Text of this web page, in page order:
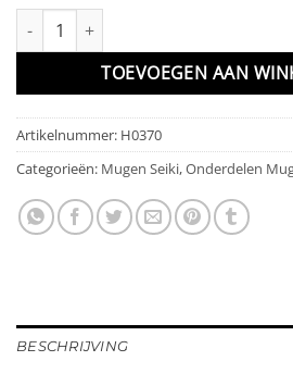
Radioplatte Carbon MRX-4 aantal
TOEVOEGEN AAN
Artikelnummer: H0370
Categorieën: Mugen Seiki,Onderdelen
BESCHRIJVING